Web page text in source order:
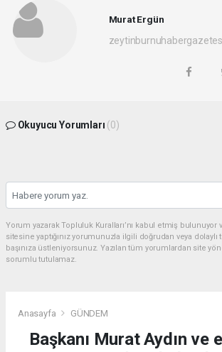
Murat Ergün
Okuyucu Yorumları (0)
Yorum yazarak Topluluk Kuralları’nı kabul etmiş
sitesine yaptığınız yorumunuzla ilgili doğrudan veya
başınıza üstleniyorsunuz. Yazılan tüm yorumlardan site
sorumlu tutulamaz.
Anasayfa GÜNDEM
Başkanı Murat Aydın ve